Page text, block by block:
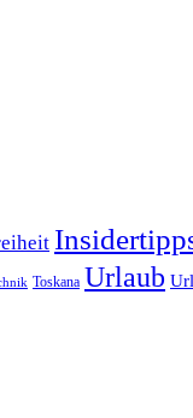
Toskana Urlaub